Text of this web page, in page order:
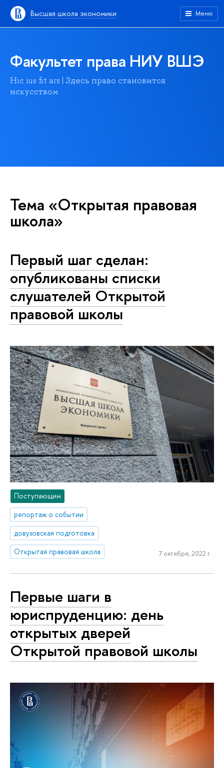
Высшая школа экономики Меню
Факультет права НИУ ВШЭ
Hic ius fit ars | Здесь право становится
искусством
Тема «Открытая правовая
школа»
Первый шаг сделан:
опубликованы списки
слушателей Открытой
правовой школы
Поступающим
репортаж о событии
довузовская подготовка
Открытая правовая школа
7 октября, 2022 г.
Первые шаги в
юриспруденцию: день
открытых дверей
Открытой правовой школы